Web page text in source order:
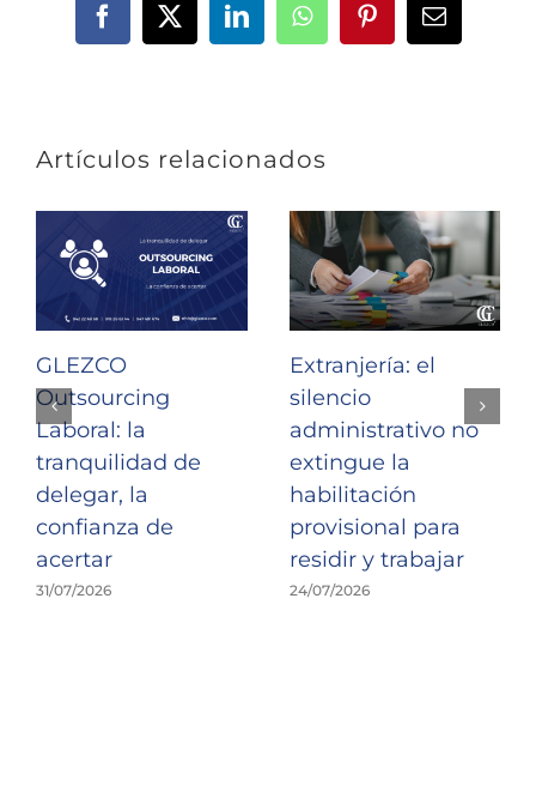
Facebook
X LinkedInWhatsAppPinterestCorreo
Artículos relacionados
GLEZCO
Outsourcing
Laboral: la
tranquilidad de
delegar, la
confianza de
acertar
31/07/2026
Extranjería: el
silencio
administrativo no
extingue la
habilitación
provisional para
residir y trabajar
24/07/2026